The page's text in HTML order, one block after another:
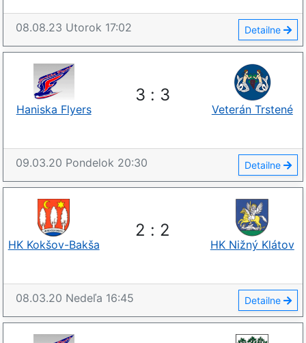
08.08.23 Utorok 17:02 Detailne
3 : 3
Haniska Flyers Veterán Trstené
09.03.20 Pondelok 20:30 Detailne
2 : 2
HK Kokšov-Bakša HK Nižný Klátov
08.03.20 Nedeľa 16:45 Detailne